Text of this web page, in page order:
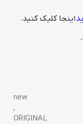
اینجا کلیک کنید.
.
new
,
ORIGINAL